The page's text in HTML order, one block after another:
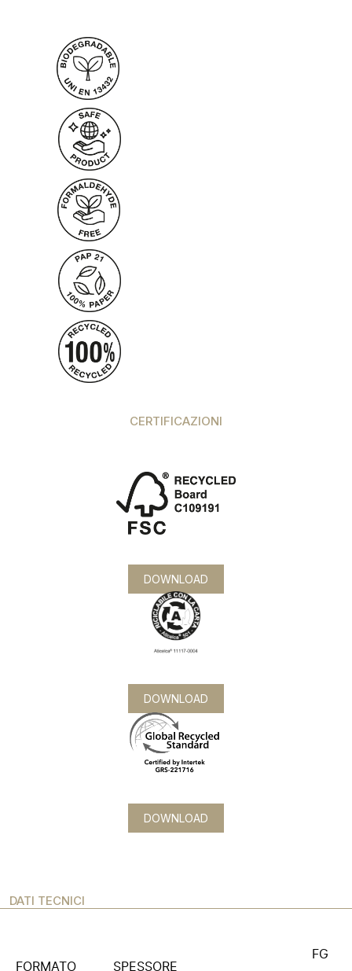
CERTIFICAZIONI
DOWNLOAD
DOWNLOAD
DOWNLOAD
DATI TECNICI
FORMATO SPESSORE
FG